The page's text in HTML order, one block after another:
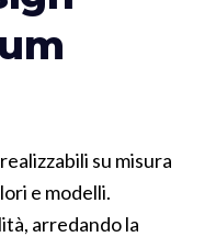
su misura
e modelli.
arredando la